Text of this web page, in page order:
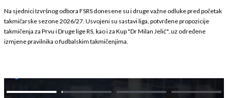
Na sjednici Izvršnog odbora FSRS donesene su i druge važne odluke pred početak
takmičarske sezone 2026/27. Usvojeni su sastavi liga, potvrđene propozicije
takmičenja za Prvu i Druge lige RS, kao i za Kup "Dr Milan Jelić", uz određene
izmjene pravilnika o fudbalskim takmičenjima.